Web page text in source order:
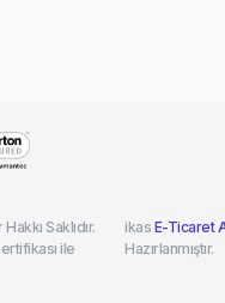
Saklıdır.
ile
ikas E-Ticaret
Hazırlanmıştır.